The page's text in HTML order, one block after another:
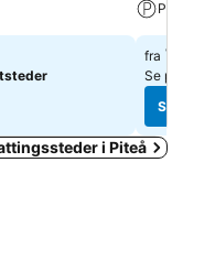
Parkering
fra 719 kr
Se priser fra
Se priser
i Piteå